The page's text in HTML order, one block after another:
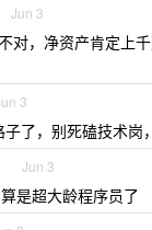
Jun 3
对，净资产肯定上
3
了，别死磕技术岗
Jun 3
是超大龄程序员了